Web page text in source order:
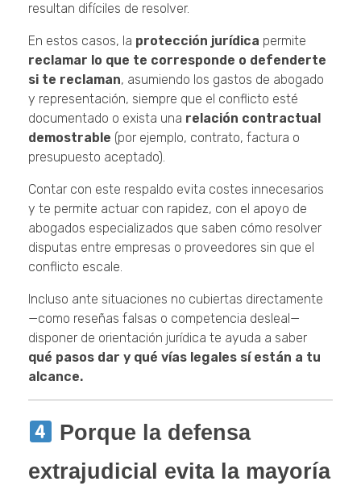
resultan difíciles de resolver.
En estos casos, la protección jurídica permite
reclamar lo que te corresponde o defenderte
si te reclaman, asumiendo los gastos de abogado
y representación, siempre que el conflicto esté
documentado o exista una relación contractual
demostrable (por ejemplo, contrato, factura o
presupuesto aceptado).
Contar con este respaldo evita costes innecesarios
y te permite actuar con rapidez, con el apoyo de
abogados especializados que saben cómo resolver
disputas entre empresas o proveedores sin que el
conflicto escale.
Incluso ante situaciones no cubiertas directamente
—como reseñas falsas o competencia desleal—
disponer de orientación jurídica te ayuda a saber
qué pasos dar y qué vías legales sí están a tu
alcance.
Porque la defensa
extrajudicial evita la mayoría